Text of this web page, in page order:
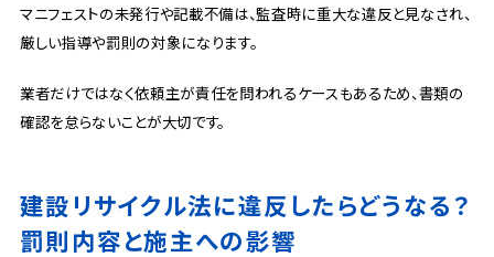
マニフェストの未発行や記載不備は、監査時に重大な違反と見なされ、
厳しい指導や罰則の対象になります。
業者だけではなく依頼主が責任を問われるケースもあるため、書類の
確認を怠らないことが大切です。
建設リサイクル法に違反したらどうなる？
罰則内容と施主への影響